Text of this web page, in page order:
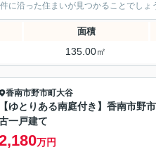
に沿った住まいが見つかることでしょ
面積
135.00㎡
香南市野市町大谷
【ゆとりある南庭付き】香南市野
一戸建て
万円